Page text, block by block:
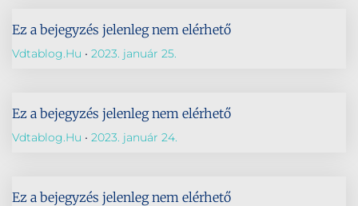
Ez a bejegyzés jelenleg nem elérhető
Vdtablog.hu 2023. január 25.
Ez a bejegyzés jelenleg nem elérhető
Vdtablog.hu 2023. január 24.
Ez a bejegyzés jelenleg nem elérhető